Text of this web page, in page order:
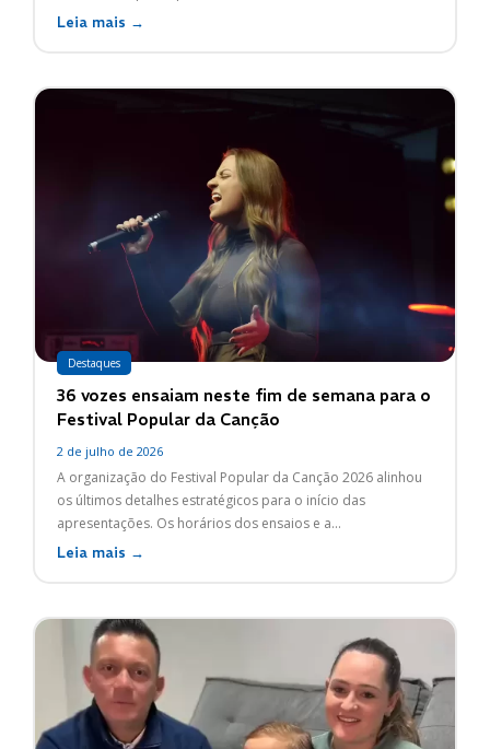
Leia mais →
Destaques
36 vozes ensaiam neste fim de semana para o
Festival Popular da Canção
2 de julho de 2026
A organização do Festival Popular da Canção 2026 alinhou
os últimos detalhes estratégicos para o início das
apresentações. Os horários dos ensaios e a...
Leia mais →